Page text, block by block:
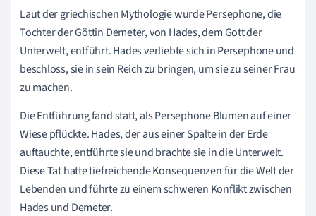
Laut der griechischen Mythologie wurde Persephone, die
Tochter der Göttin Demeter, von Hades, dem Gott der
Unterwelt, entführt. Hades verliebte sich in Persephone und
beschloss, sie in sein Reich zu bringen, um sie zu seiner Frau
zu machen.
Die Entführung fand statt, als Persephone Blumen auf einer
Wiese pflückte. Hades, der aus einer Spalte in der Erde
auftauchte, entführte sie und brachte sie in die Unterwelt.
Diese Tat hatte tiefreichende Konsequenzen für die Welt der
Lebenden und führte zu einem schweren Konflikt zwischen
Hades und Demeter.